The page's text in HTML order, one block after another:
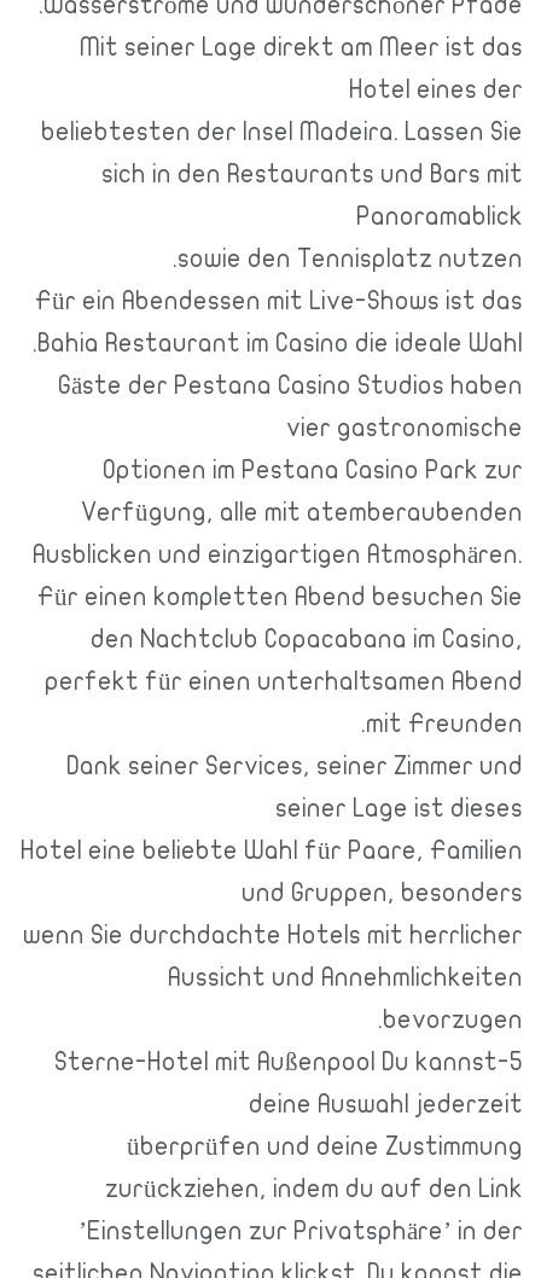
Mit seiner Lage direkt am Meer ist das
Hotel eines der
beliebtesten der Insel Madeira. Lassen Sie
sich in den Restaurants und Bars mit
Panoramablick
sowie den Tennisplatz nutzen.
Für ein Abendessen mit Live-Shows ist das
Bahia Restaurant im Casino die ideale Wahl.
Gäste der Pestana Casino Studios haben
vier gastronomische
Optionen im Pestana Casino Park zur
Verfügung, alle mit atemberaubenden
Ausblicken und einzigartigen Atmosphären.
Für einen kompletten Abend besuchen Sie
den Nachtclub Copacabana im Casino,
perfekt für einen unterhaltsamen Abend
mit Freunden.
Dank seiner Services, seiner Zimmer und
seiner Lage ist dieses
Hotel eine beliebte Wahl für Paare, Familien
und Gruppen, besonders
wenn Sie durchdachte Hotels mit herrlicher
Aussicht und Annehmlichkeiten
bevorzugen.
5-Sterne-Hotel mit Außenpool Du kannst
deine Auswahl jederzeit
überprüfen und deine Zustimmung
zurückziehen, indem du auf den Link
’Einstellungen zur Privatsphäre’ in der